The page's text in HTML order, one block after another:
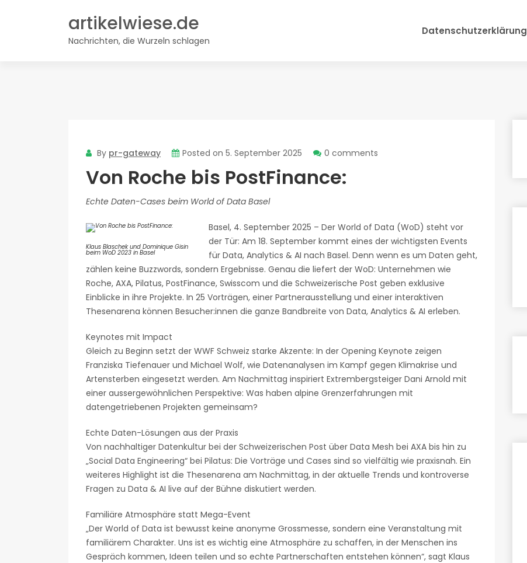
artikelwiese.de
Nachrichten, die Wurzeln schlagen
Datenschutzerklärung
By pr-gateway Posted on 5. September 2025 0 comments
Von Roche bis PostFinance:
Echte Daten-Cases beim World of Data Basel
Klaus Blaschek und Dominique Gisin
beim WoD 2023 in Basel
Basel, 4. September 2025 – Der World of Data (WoD) steht vor
der Tür: Am 18. September kommt eines der wichtigsten Events
für Data, Analytics & AI nach Basel. Denn wenn es um Daten geht,
zählen keine Buzzwords, sondern Ergebnisse. Genau die liefert der WoD: Unternehmen wie
Roche, AXA, Pilatus, PostFinance, Swisscom und die Schweizerische Post geben exklusive
Einblicke in ihre Projekte. In 25 Vorträgen, einer Partnerausstellung und einer interaktiven
Thesenarena können Besucher:innen die ganze Bandbreite von Data, Analytics & AI erleben.
Keynotes mit Impact
Gleich zu Beginn setzt der WWF Schweiz starke Akzente: In der Opening Keynote zeigen
Franziska Tiefenauer und Michael Wolf, wie Datenanalysen im Kampf gegen Klimakrise und
Artensterben eingesetzt werden. Am Nachmittag inspiriert Extrembergsteiger Dani Arnold mit
einer aussergewöhnlichen Perspektive: Was haben alpine Grenzerfahrungen mit
datengetriebenen Projekten gemeinsam?
Echte Daten-Lösungen aus der Praxis
Von nachhaltiger Datenkultur bei der Schweizerischen Post über Data Mesh bei AXA bis hin zu
„Social Data Engineering“ bei Pilatus: Die Vorträge und Cases sind so vielfältig wie praxisnah. Ein
weiteres Highlight ist die Thesenarena am Nachmittag, in der aktuelle Trends und kontroverse
Fragen zu Data & AI live auf der Bühne diskutiert werden.
Familiäre Atmosphäre statt Mega-Event
„Der World of Data ist bewusst keine anonyme Grossmesse, sondern eine Veranstaltung mit
familiärem Charakter. Uns ist es wichtig eine Atmosphäre zu schaffen, in der Menschen ins
Gespräch kommen, Ideen teilen und so echte Partnerschaften entstehen können“, sagt Klaus